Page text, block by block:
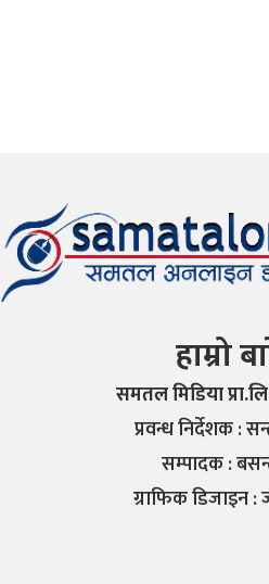
हाम्रो
समतल मिडिया
प्रवन्ध निर्देशक :
सम्पादक :
ग्राफिक डिजाइन